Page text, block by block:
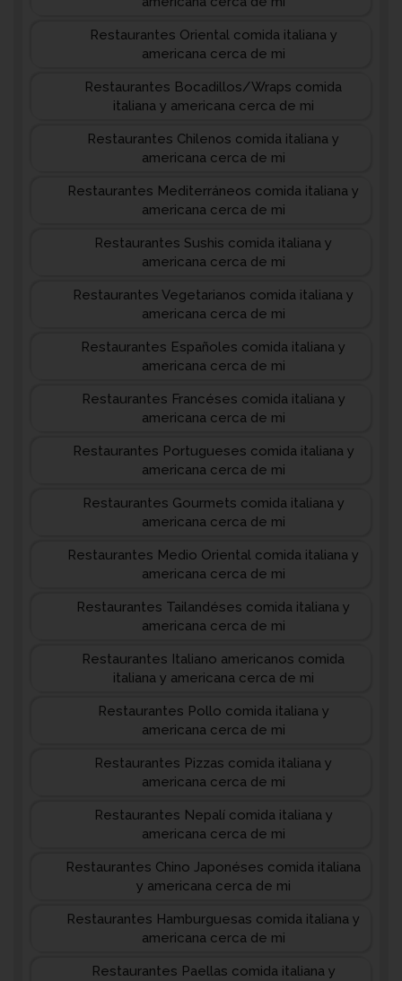
Restaurantes Oriental comida italiana y
americana cerca de mi
Restaurantes Bocadillos/Wraps comida
italiana y americana cerca de mi
Restaurantes Chilenos comida italiana y
americana cerca de mi
Restaurantes Mediterráneos comida italiana y
americana cerca de mi
Restaurantes Sushis comida italiana y
americana cerca de mi
Restaurantes Vegetarianos comida italiana y
americana cerca de mi
Restaurantes Españoles comida italiana y
americana cerca de mi
Restaurantes Francéses comida italiana y
americana cerca de mi
Restaurantes Portugueses comida italiana y
americana cerca de mi
Restaurantes Gourmets comida italiana y
americana cerca de mi
Restaurantes Medio Oriental comida italiana y
americana cerca de mi
Restaurantes Tailandéses comida italiana y
americana cerca de mi
Restaurantes Italiano americanos comida
italiana y americana cerca de mi
Restaurantes Pollo comida italiana y
americana cerca de mi
Restaurantes Pizzas comida italiana y
americana cerca de mi
Restaurantes Nepalí comida italiana y
americana cerca de mi
Restaurantes Chino Japonéses comida italiana
y americana cerca de mi
Restaurantes Hamburguesas comida italiana y
americana cerca de mi
Restaurantes Paellas comida italiana y